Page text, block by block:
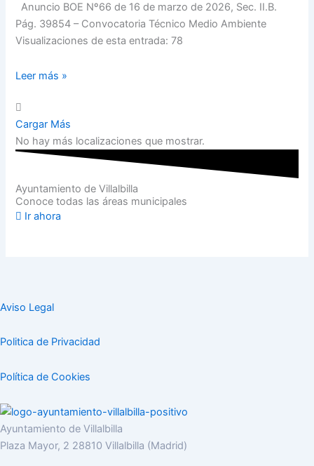
Anuncio BOE Nº66 de 16 de marzo de 2026, Sec. II.B.
Pág. 39854 – Convocatoria Técnico Medio Ambiente
Visualizaciones de esta entrada: 78
Leer más »
Cargar Más
No hay más localizaciones que mostrar.
Ayuntamiento de Villalbilla
Conoce todas las áreas municipales
Ir ahora
Aviso Legal
Politica de Privacidad
Política de Cookies
Ayuntamiento de Villalbilla
Plaza Mayor, 2 28810 Villalbilla (Madrid)